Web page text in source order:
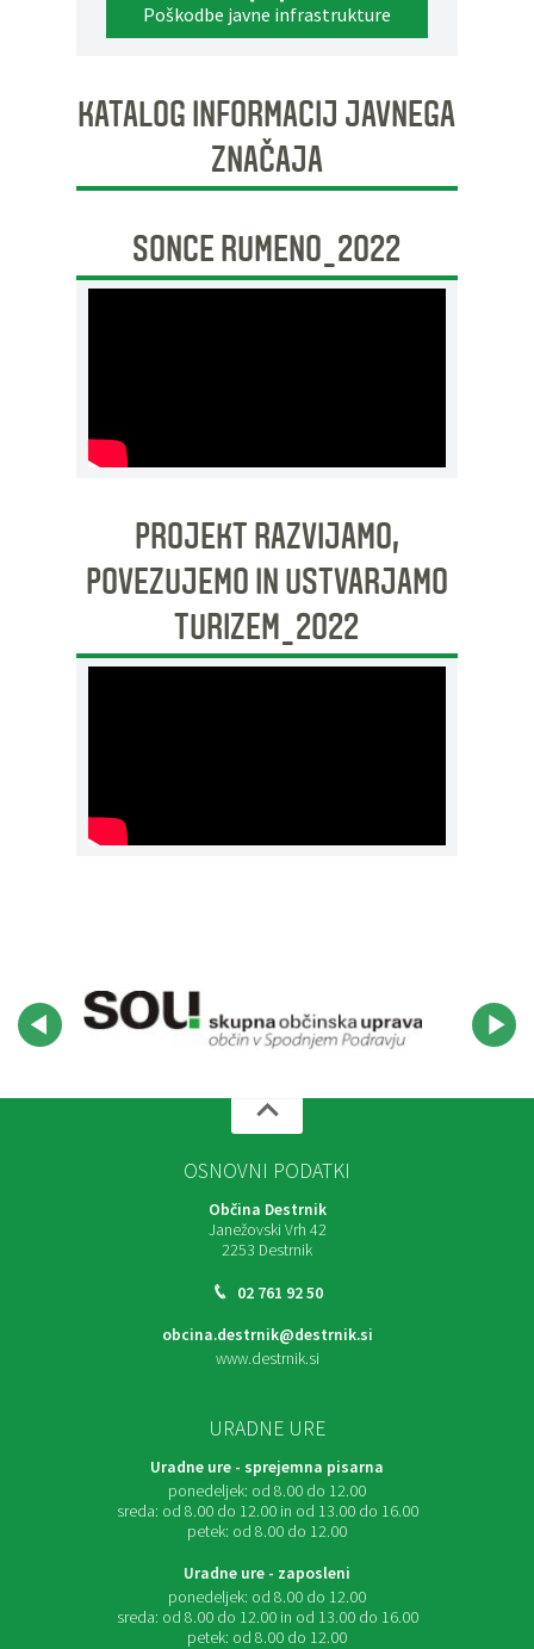
Poškodbe javne infrastrukture
KATALOG INFORMACIJ JAVNEGA
ZNAČAJA
SONCE RUMENO_2022
PROJEKT RAZVIJAMO,
POVEZUJEMO IN USTVARJAMO
TURIZEM_2022
OSNOVNI PODATKI
Občina Destrnik
Janežovski Vrh 42
2253 Destrnik
02 761 92 50
obcina.destrnik@destrnik.si
www.destrnik.si
URADNE URE
Uradne ure - sprejemna pisarna
ponedeljek: od 8.00 do 12.00
sreda: od 8.00 do 12.00 in od 13.00 do 16.00
petek: od 8.00 do 12.00
Uradne ure - zaposleni
ponedeljek: od 8.00 do 12.00
sreda: od 8.00 do 12.00 in od 13.00 do 16.00
petek: od 8.00 do 12.00